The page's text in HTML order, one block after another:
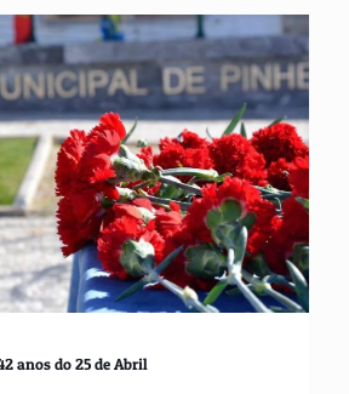
anos do 25 de Abril